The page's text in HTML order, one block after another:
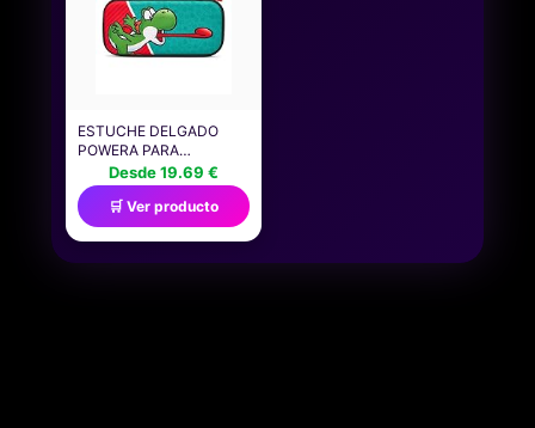
ESTUCHE DELGADO
POWERA PARA
NINTENDO SWITCH O
NINTENDO SWITCH LITE
- MARIO: GO YOSHI,
CARCASA
PROTECTORA, FUNDA
PARA VIDEOJUEGOS,
Desde 19.69 €
🛒 Ver producto